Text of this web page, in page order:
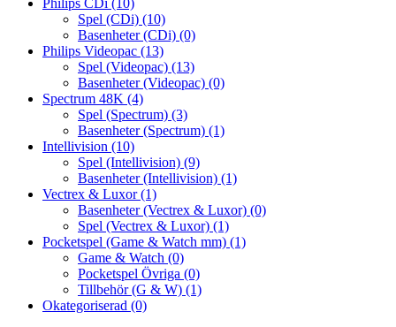
Philips CDi (10)
Spel (CDi) (10)
Basenheter (CDi) (0)
Philips Videopac (13)
Spel (Videopac) (13)
Basenheter (Videopac) (0)
Spectrum 48K (4)
Spel (Spectrum) (3)
Basenheter (Spectrum) (1)
Intellivision (10)
Spel (Intellivision) (9)
Basenheter (Intellivision) (1)
Vectrex & Luxor(1)
Basenheter (Vectrex & Luxor) (0)
Spel (Vectrex & Luxor) (1)
Pocketspel (Game & Watch mm) (1)
Game & Watch (0)
Pocketspel Övriga (0)
Tillbehör (G & W) (1)
Okategoriserad (0)